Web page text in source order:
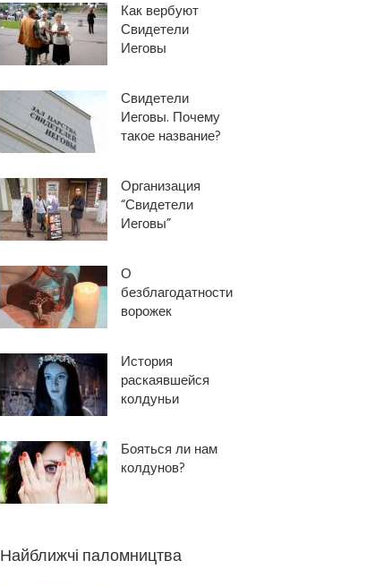
Как вербуют
Свидетели
Иеговы
Свидетели
Иеговы. Почему
такое название?
Организация
“Свидетели
Иеговы”
О
безблагодатности
ворожек
История
раскаявшейся
колдуньи
Бояться ли нам
колдунов?
Найближчі паломництва